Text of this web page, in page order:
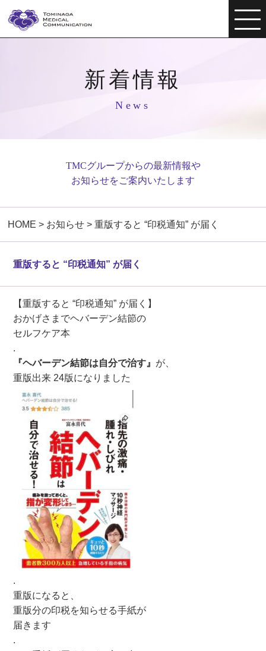
新着情報
News
TMCグループからの最新情報や
お知らせをご案内いたします
HOME > お知らせ >重版すると “印税通知” が届く
重版すると “印税通知” が届く
【重版すると “印税通知” が届く】
おかげさまでヘバーデン結節の
セルフケア本
.
『ヘバーデン結節は自分で治す』 が、
重版出来 24版になりました
.
重版になると、
重版分の印税を知らせる手紙が
届きます
.